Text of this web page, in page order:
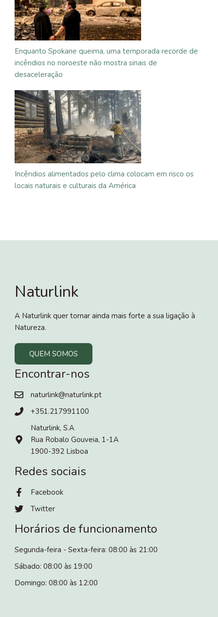
Enquanto Spokane queima, uma temporada recorde de
incêndios no noroeste não mostra sinais de
desaceleração
Incêndios alimentados pelo clima colocam em risco os
locais naturais e culturais da América
Naturlink
A Naturlink quer tornar ainda mais forte a sua ligação à
Natureza.
QUEM SOMOS
Encontrar-nos
naturlink@naturlink.pt
+351.217991100
Naturlink, S.A
Rua Robalo Gouveia, 1-1A
1900-392 Lisboa
Redes sociais
Facebook
Twitter
Horários de funcionamento
Segunda-feira - Sexta-feira: 08:00 às 21:00
Sábado: 08:00 às 19:00
Domingo: 08:00 às 12:00